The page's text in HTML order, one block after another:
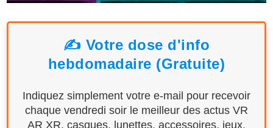
✍️ Votre dose d'info
hebdomadaire (Gratuite)
Indiquez simplement votre e-mail pour recevoir
chaque vendredi soir le meilleur des actus VR
AR XR, casques, lunettes, accessoires, jeux,